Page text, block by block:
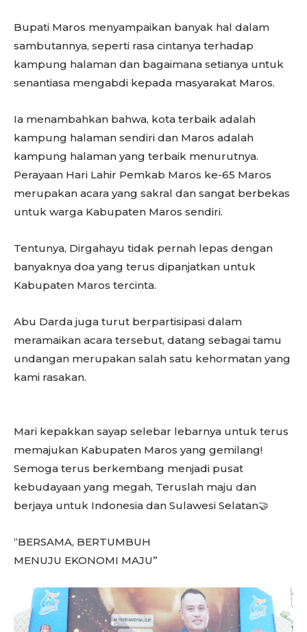
Bupati Maros menyampaikan banyak hal dalam
sambutannya, seperti rasa cintanya terhadap
kampung halaman dan bagaimana setianya untuk
senantiasa mengabdi kepada masyarakat Maros.
Ia menambahkan bahwa, kota terbaik adalah
kampung halaman sendiri dan Maros adalah
kampung halaman yang terbaik menurutnya.
Perayaan Hari Lahir Pemkab Maros ke-65 Maros
merupakan acara yang sakral dan sangat berbekas
untuk warga Kabupaten Maros sendiri.
Tentunya, Dirgahayu tidak pernah lepas dengan
banyaknya doa yang terus dipanjatkan untuk
Kabupaten Maros tercinta.
Abu Darda juga turut berpartisipasi dalam
meramaikan acara tersebut, datang sebagai tamu
undangan merupakan salah satu kehormatan yang
kami rasakan.
Mari kepakkan sayap selebar lebarnya untuk terus
memajukan Kabupaten Maros yang gemilang!
Semoga terus berkembang menjadi pusat
kebudayaan yang megah, Teruslah maju dan
berjaya untuk Indonesia dan Sulawesi Selatan🤝
“BERSAMA, BERTUMBUH
MENUJU EKONOMI MAJU”